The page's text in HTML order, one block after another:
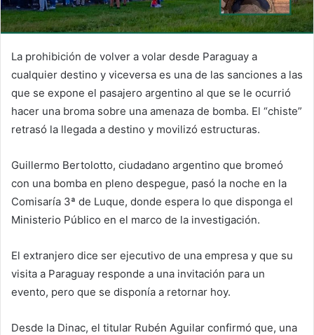
La prohibición de volver a volar desde Paraguay a
cualquier destino y viceversa es una de las sanciones a las
que se expone el pasajero argentino al que se le ocurrió
hacer una broma sobre una amenaza de bomba. El “chiste”
retrasó la llegada a destino y movilizó estructuras.
Guillermo Bertolotto, ciudadano argentino que bromeó
con una bomba en pleno despegue, pasó la noche en la
Comisaría 3ª de Luque, donde espera lo que disponga el
Ministerio Público en el marco de la investigación.
El extranjero dice ser ejecutivo de una empresa y que su
visita a Paraguay responde a una invitación para un
evento, pero que se disponía a retornar hoy.
Desde la Dinac, el titular Rubén Aguilar confirmó que, una